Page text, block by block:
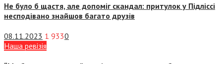
Не було б щастя, але допоміг скандал: притулок у Підліссі
несподівано знайшов багато друзів
08.11.2023 1 9330
Наша ревізія